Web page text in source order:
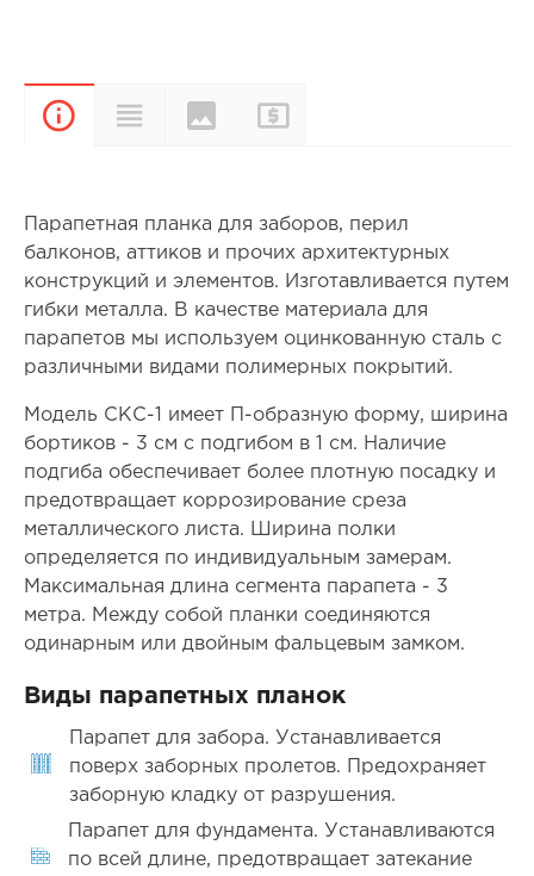
ОписаниеХарактеристики
Цвета и
покрытия
Парапетная планка для заборов, перил
балконов, аттиков и прочих архитектурных
конструкций и элементов. Изготавливается путем
гибки металла. В качестве материала для
парапетов мы используем оцинкованную сталь с
различными видами полимерных покрытий.
Модель СКС-1 имеет П-образную форму, ширина
бортиков - 3 см с подгибом в 1 см. Наличие
подгиба обеспечивает более плотную посадку и
предотвращает коррозирование среза
металлического листа. Ширина полки
определяется по индивидуальным замерам.
Максимальная длина сегмента парапета - 3
метра. Между собой планки соединяются
одинарным или двойным фальцевым замком.
Виды парапетных планок
Парапет для забора. Устанавливается
поверх заборных пролетов. Предохраняет
заборную кладку от разрушения.
Парапет для фундамента. Устанавливаются
по всей длине, предотвращает затекание